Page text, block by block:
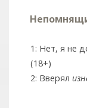
1: Нет, я не
(18+)
2: Вверял